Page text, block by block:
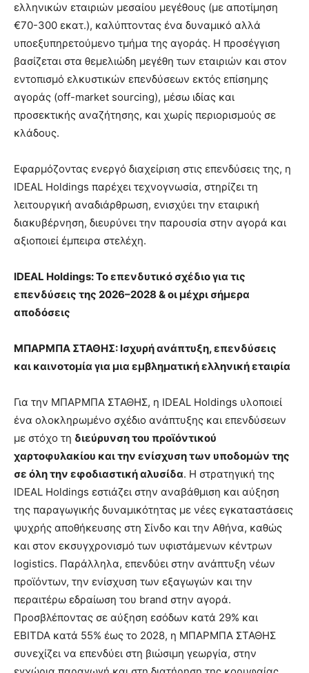
ελληνικών εταιριών μεσαίου μεγέθους (με αποτίμηση
€70-300 εκατ.), καλύπτοντας ένα δυναμικό αλλά
υποεξυπηρετούμενο τμήμα της αγοράς. Η προσέγγιση
βασίζεται στα θεμελιώδη μεγέθη των εταιριών και στον
εντοπισμό ελκυστικών επενδύσεων εκτός επίσημης
αγοράς (off-market sourcing), μέσω ιδίας και
προσεκτικής αναζήτησης, και χωρίς περιορισμούς σε
κλάδους.
Εφαρμόζοντας ενεργό διαχείριση στις επενδύσεις της, η
IDEAL Holdings παρέχει τεχνογνωσία, στηρίζει τη
λειτουργική αναδιάρθρωση, ενισχύει την εταιρική
διακυβέρνηση, διευρύνει την παρουσία στην αγορά και
αξιοποιεί έμπειρα στελέχη.
IDEAL Holdings: Το επενδυτικό σχέδιο για τις
επενδύσεις της 2026–2028 & οι μέχρι σήμερα
αποδόσεις
ΜΠΑΡΜΠΑ ΣΤΑΘΗΣ: Ισχυρή ανάπτυξη, επενδύσεις
και καινοτομία για μια εμβληματική ελληνική εταιρία
Για την ΜΠΑΡΜΠΑ ΣΤΑΘΗΣ, η IDEAL Holdings υλοποιεί
ένα ολοκληρωμένο σχέδιο ανάπτυξης και επενδύσεων
με στόχο τη διεύρυνση του προϊόντικού
χαρτοφυλακίου και την ενίσχυση των υποδομών της
σε όλη την εφοδιαστική αλυσίδα. Η στρατηγική της
IDEAL Holdings εστιάζει στην αναβάθμιση και αύξηση
της παραγωγικής δυναμικότητας με νέες εγκαταστάσεις
ψυχρής αποθήκευσης στη Σίνδο και την Αθήνα, καθώς
και στον εκσυγχρονισμό των υφιστάμενων κέντρων
logistics. Παράλληλα, επενδύει στην ανάπτυξη νέων
προϊόντων, την ενίσχυση των εξαγωγών και την
περαιτέρω εδραίωση του brand στην αγορά.
Προσβλέποντας σε αύξηση εσόδων κατά 29% και
EBITDA κατά 55% έως το 2028, η ΜΠΑΡΜΠΑ ΣΤΑΘΗΣ
συνεχίζει να επενδύει στη βιώσιμη γεωργία, στην